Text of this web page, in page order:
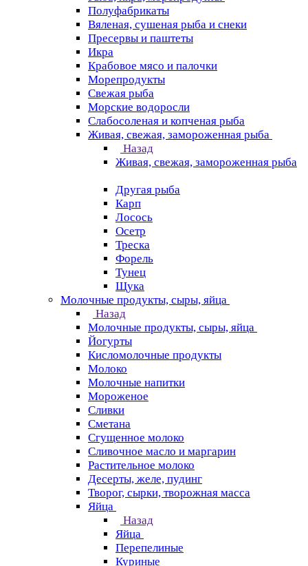
Полуфабрикаты
Вяленая, сушеная рыба и снеки
Пресервы и паштеты
Икра
Крабовое мясо и палочки
Морепродукты
Свежая рыба
Морские водоросли
Слабосоленая и копченая рыба
Живая, свежая, замороженная рыба
Назад
Живая, свежая, замороженная рыба
Другая рыба
Карп
Лосось
Осетр
Треска
Форель
Тунец
Щука
Молочные продукты, сыры, яйца
Назад
Молочные продукты, сыры, яйца
Йогурты
Кисломолочные продукты
Молоко
Молочные напитки
Мороженое
Сливки
Сметана
Сгущенное молоко
Сливочное масло и маргарин
Растительное молоко
Десерты, желе, пудинг
Творог, сырки, творожная масса
Яйца
Назад
Яйца
Перепелиные
Куриные